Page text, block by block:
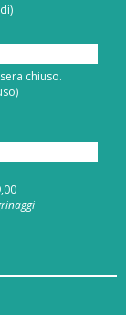
chiuso.